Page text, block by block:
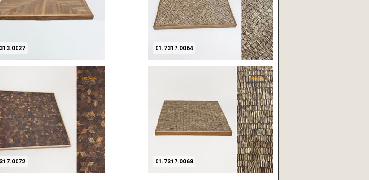
01.7317.0064
01.7317.0068